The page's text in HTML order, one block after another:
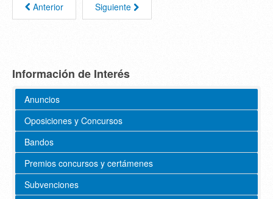
Anterior Siguiente
Información de Interés
Anuncios
Oposiciones y Concursos
Bandos
Premios concursos y certámenes
Subvenciones